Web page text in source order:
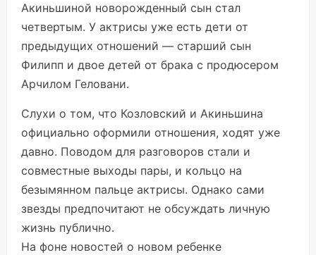
Акиньшиной новорожденный сын стал
четвертым. У актрисы уже есть дети от
предыдущих отношений — старший сын
Филипп и двое детей от брака с продюсером
Арчилом Геловани.
Слухи о том, что Козловский и Акиньшина
официально оформили отношения, ходят уже
давно. Поводом для разговоров стали и
совместные выходы пары, и кольцо на
безымянном пальце актрисы. Однако сами
звезды предпочитают не обсуждать личную
жизнь публично.
На фоне новостей о новом ребенке